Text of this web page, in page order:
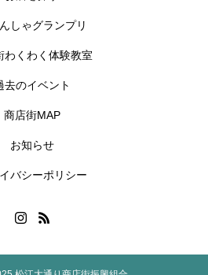
しゃグランプリ
わくわく体験教室
去のイベント
商店街MAP
お知らせ
バシーポリシー